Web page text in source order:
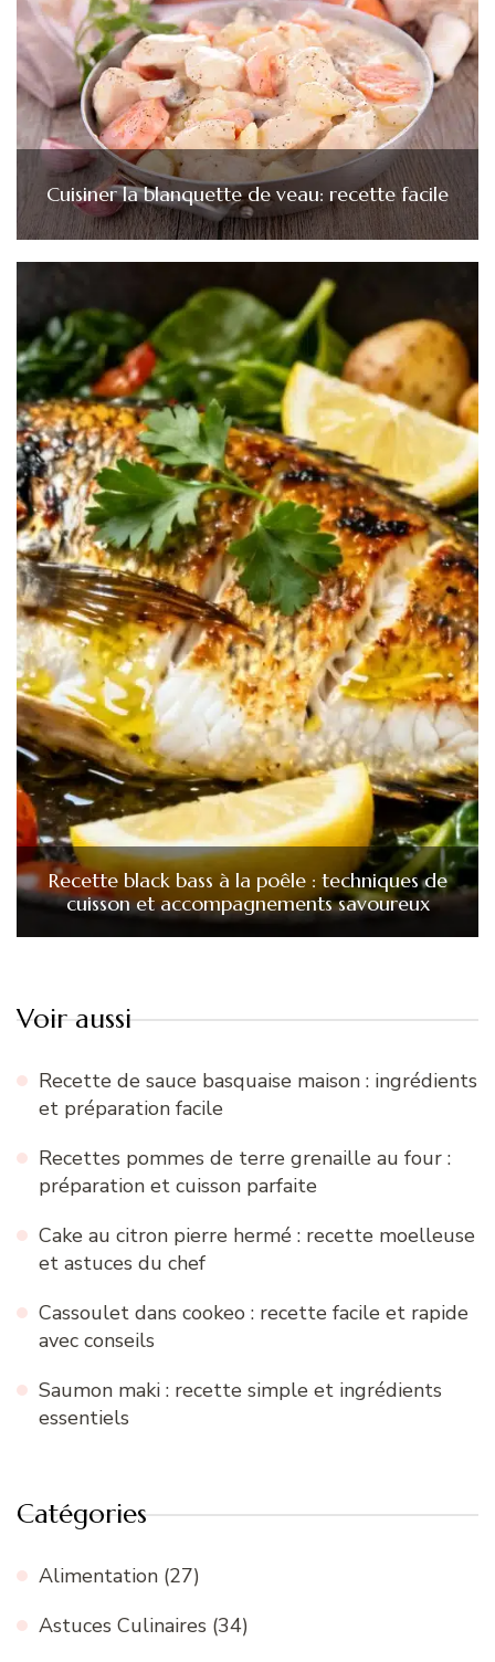
Cuisiner la blanquette de veau: recette facile
Recette black bass à la poêle : techniques de
cuisson et accompagnements savoureux
Voir aussi
Recette de sauce basquaise maison : ingrédients
et préparation facile
Recettes pommes de terre grenaille au four :
préparation et cuisson parfaite
Cake au citron pierre hermé : recette moelleuse
et astuces du chef
Cassoulet dans cookeo : recette facile et rapide
avec conseils
Saumon maki : recette simple et ingrédients
essentiels
Catégories
Alimentation (27)
Astuces Culinaires (34)